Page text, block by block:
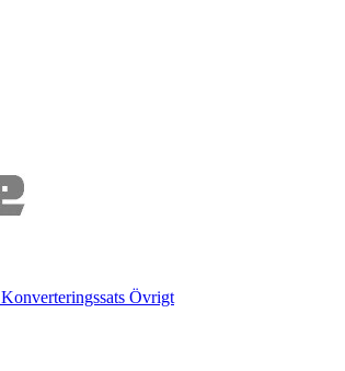
Konverteringssats Övrigt